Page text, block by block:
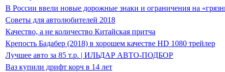
В России ввели новые дорожные знаки и ограничения на
Советы для автолюбителей 2018
Качество, а не количество Китайская притча
Крепость Бадабер (2018) в хорошем качестве HD 1080 трейлер
Лучшее авто за 85 т.р. | ИЛЬДАР АВТО-ПОДБОР
Ваз купили дрифт корч в 14 лет